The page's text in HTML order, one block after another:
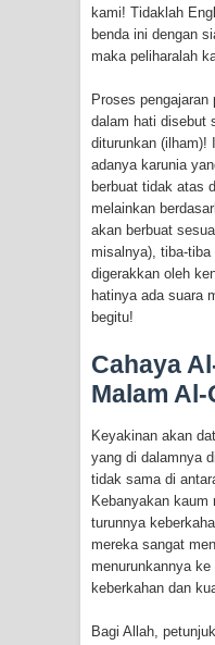
kami! Tidaklah
benda ini dengan
maka peliharalah
Proses pengajaran
dalam hati disebut
diturunkan (ilham)!
adanya karunia
berbuat tidak atas
melainkan
akan berbuat
misalnya), tiba-
digerakkan oleh
hatinya ada suara
begitu!
Cahaya
Malam Al-
Keyakinan akan
yang di dalamnya
tidak sama di
Kebanyakan kaum
turunnya
mereka sangat
menurunkannya ke
keberkahan dan
Bagi Allah,